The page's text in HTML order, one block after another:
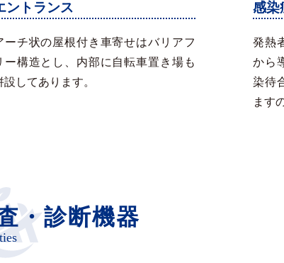
ントランス
ーチ状の屋根付き車寄せはバリアフ
ー構造とし、内部に自転車置き場も
設してあります。
感染
発熱
から
染待
ます
・診断機器